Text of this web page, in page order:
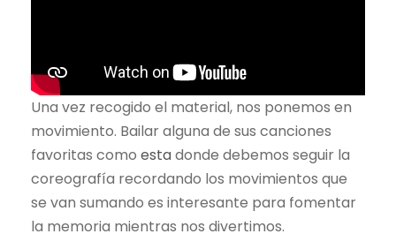
Una vez recogido el material, nos ponemos en
movimiento. Bailar alguna de sus canciones
favoritas como estadonde debemos seguir la
coreografía recordando los movimientos que
se van sumando es interesante para fomentar
la memoria mientras nos divertimos.